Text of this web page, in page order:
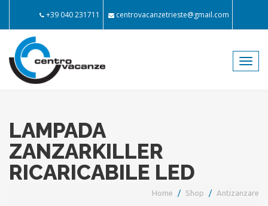
+39 040 231711 centrovacanzetrieste@gmail.com
LAMPADA
ZANZARKILLER
RICARICABILE LED
Home Shop Antizanzare